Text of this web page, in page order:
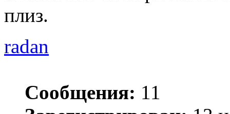
плиз.
radan
Сообщения: 11